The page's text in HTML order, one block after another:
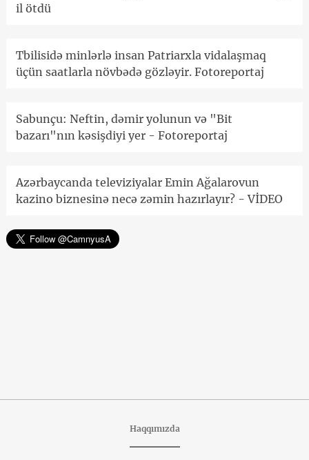
il ötdü
Tbilisidə minlərlə insan Patriarxla vidalaşmaq
üçün saatlarla növbədə gözləyir. Fotoreportaj
Sabunçu: Neftin, dəmir yolunun və "Bit
bazarı"nın kəsişdiyi yer - Fotoreportaj
Azərbaycanda televiziyalar Emin Ağalarovun
kazino biznesinə necə zəmin hazırlayır? - VİDEO
Haqqımızda